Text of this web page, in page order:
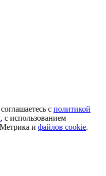
с политикой
, с использованием
и файлов cookie.